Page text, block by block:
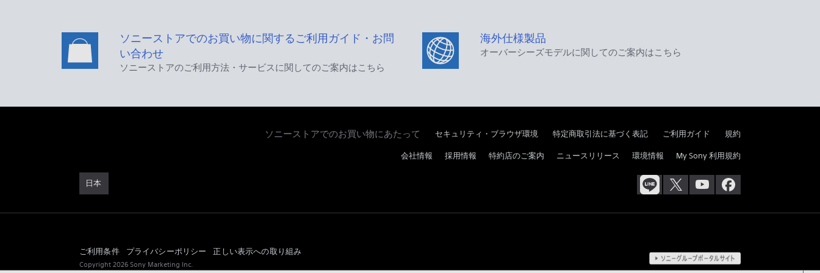
ソニーストアでのお買い物に関するご利用ガイド・お問
い合わせ
ソニーストアのご利用方法・サービスに関してのご案内はこちら
海外仕様製品
オーバーシーズモデルに関してのご案内はこちら
ソニーストアでのお買い物にあたって セキュリティ・ブラウザ環境 特定商取引法に基づく表記 ご利用ガイド 規約
日本
会社情報 採用情報 特約店のご案内 ニュースリリース 環境情報 My Sony 利用規約
ご利用条件 プライバシーポリシー 正しい表示への取り組み
Copyright 2026 Sony Marketing Inc.